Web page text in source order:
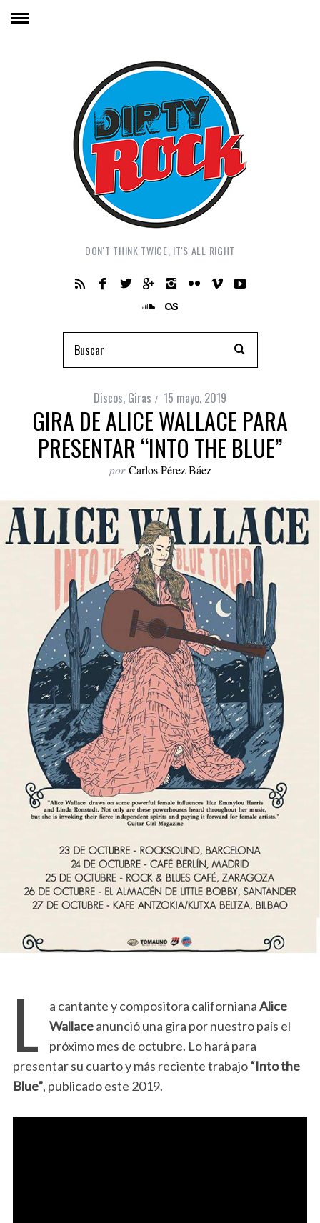
DON'T THINK TWICE, IT'S ALL RIGHT
Discos, Giras 15 mayo, 2019
GIRA DE ALICE WALLACE PARA
PRESENTAR “INTO THE BLUE”
por Carlos Pérez Báez
L a cantante y compositora californianaAlice
Wallaceanunció una gira por nuestro país el
próximo mes de octubre. Lo hará para
presentar su cuarto y más reciente trabajo“Into the
Blue”, publicado este 2019.